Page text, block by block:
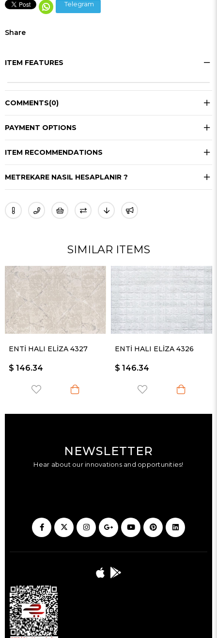
Telegram
Share
ITEM FEATURES
COMMENTS(0)
PAYMENT OPTIONS
ITEM RECOMMENDATIONS
METREKARE NASIL HESAPLANIR ?
SIMILAR ITEMS
ENTİ HALI ELİZA 4327
$ 146.34
ENTİ HALI ELİZA 4326
$ 146.34
NEWSLETTER
Hear about our innovations and opportunities!